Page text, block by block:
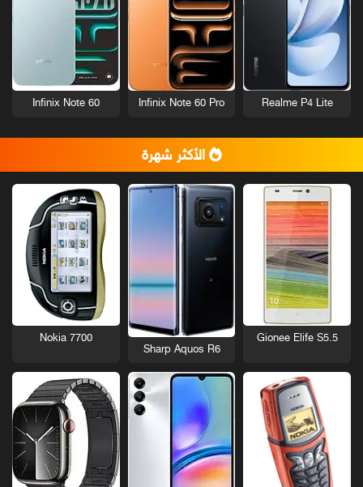
Realme P4 Lite
Infinix Note 60 Pro
Infinix Note 60
الأكثر شهرة
Gionee Elife S5.5
Sharp Aquos R6
Nokia 7700